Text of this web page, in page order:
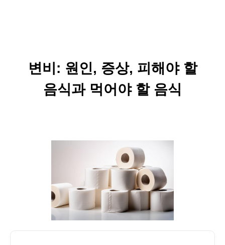
변비: 원인, 증상, 피해야 할
음식과 먹어야 할 음식